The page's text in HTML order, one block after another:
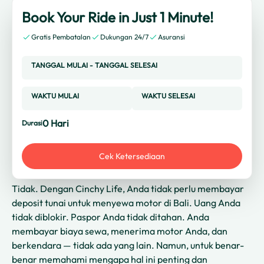
Book Your Ride in Just 1 Minute!
Gratis Pembatalan Dukungan 24/7 Asuransi
TANGGAL MULAI - TANGGAL SELESAI
WAKTU MULAI WAKTU SELESAI
Durasi0 Hari
Cek Ketersediaan
Tidak. Dengan Cinchy Life, Anda tidak perlu membayar
deposit tunai untuk menyewa motor di Bali. Uang Anda
tidak diblokir. Paspor Anda tidak ditahan. Anda
membayar biaya sewa, menerima motor Anda, dan
berkendara — tidak ada yang lain. Namun, untuk benar-
benar memahami mengapa hal ini penting dan